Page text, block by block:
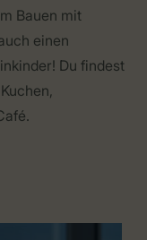
Bauen mit
einen
Du findest